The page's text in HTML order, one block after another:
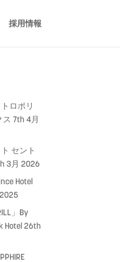
採用情報
ロポリ
ス 7th 4月
セント
3月 2026
Hotel
」By
Hotel26th